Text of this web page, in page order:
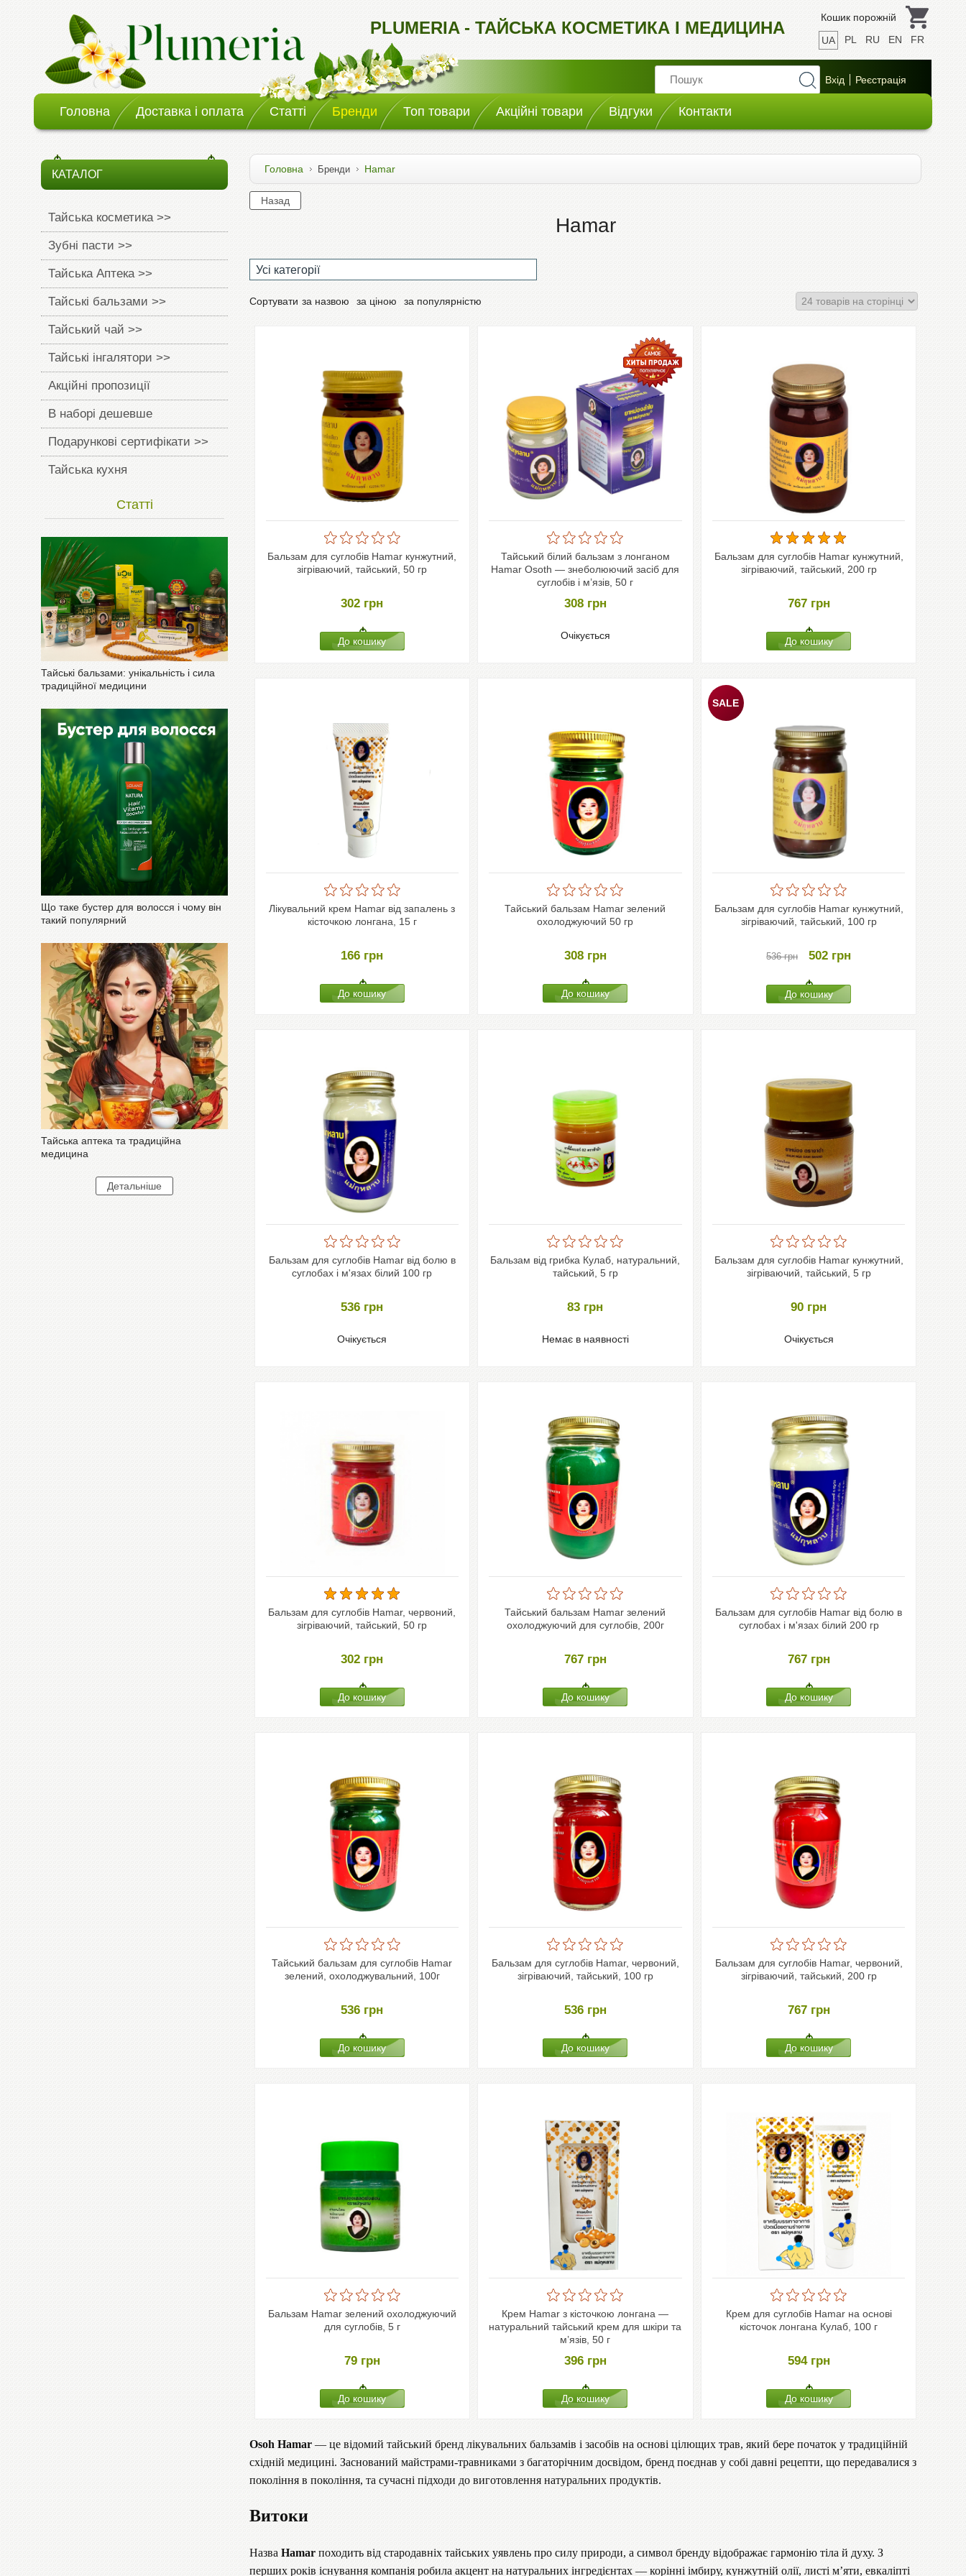
PLUMERIA - ТАЙСЬКА КОСМЕТИКА І МЕДИЦИНА
Кошик порожній
UA
PL RU EN FR
Головна Доставка і оплата Статті Бренди Топ товари Акційні товари Відгуки Контакти
КАТАЛОГ
Тайська косметика >>
Зубні пасти >>
Тайська Аптека >>
Тайські бальзами >>
Тайський чай >>
Тайські інгалятори >>
Акційні пропозиції
В наборі дешевше
Подарункові сертифікати >>
Тайська кухня
Статті
Тайські бальзами: унікальність і сила
традиційної медицини
Що таке бустер для волосся і чому він
такий популярний
Тайська аптека та традиційна
медицина
Головна Бренди Hamar
Hamar
Усі категорії
Сортувати за назвою за ціною за популярністю
Бальзам для суглобів Hamar кунжутний,
зігріваючий, тайський, 50 гр
302 грн
Тайський білий бальзам з лонганом
Hamar Osoth — знеболюючий засіб для
суглобів і м’язів, 50 г
308 грн
Очікується
Бальзам для суглобів Hamar кунжутний,
зігріваючий, тайський, 200 гр
767 грн
Лікувальний крем Hamar від запалень з
кісточкою лонгана, 15 г
166 грн
Тайський бальзам Hamar зелений
охолоджуючий 50 гр
308 грн
Бальзам для суглобів Hamar кунжутний,
зігріваючий, тайський, 100 гр
536грн 502 грн
Бальзам для суглобів Hamar від болю в
суглобах і м'язах білий 100 гр
536 грн
Очікується
Бальзам від грибка Кулаб, натуральний,
тайський, 5 гр
83 грн
Немає в наявності
Бальзам для суглобів Hamar кунжутний,
зігріваючий, тайський, 5 гр
90 грн
Очікується
Бальзам для суглобів Hamar, червоний,
зігріваючий, тайський, 50 гр
302 грн
Тайський бальзам Hamar зелений
охолоджуючий для суглобів, 200г
767 грн
Бальзам для суглобів Hamar від болю в
суглобах і м'язах білий 200 гр
767 грн
Тайський бальзам для суглобів Hamar
зелений, охолоджувальний, 100г
536 грн
Бальзам для суглобів Hamar, червоний,
зігріваючий, тайський, 100 гр
536 грн
Бальзам для суглобів Hamar, червоний,
зігріваючий, тайський, 200 гр
767 грн
Бальзам Hamar зелений охолоджуючий
для суглобів, 5 г
79 грн
Крем Hamar з кісточкою лонгана —
натуральний тайський крем для шкіри та
м’язів, 50 г
396 грн
Крем для суглобів Hamar на основі
кісточок лонгана Кулаб, 100 г
594 грн
Osoh Hamar — це відомий тайський бренд лікувальних бальзамів і засобів на основі цілющих трав, який бере початок у традиційній
східній медицині. Заснований майстрами-травниками з багаторічним досвідом, бренд поєднав у собі давні рецепти, що передавалися з
покоління в покоління, та сучасні підходи до виготовлення натуральних продуктів.
Витоки
Назва Hamar походить від стародавніх тайських уявлень про силу природи, а символ бренду відображає гармонію тіла й духу. З
перших років існування компанія робила акцент на натуральних інгредієнтах — корінні імбиру, кунжутній олії, листі м’яти, евкаліпті